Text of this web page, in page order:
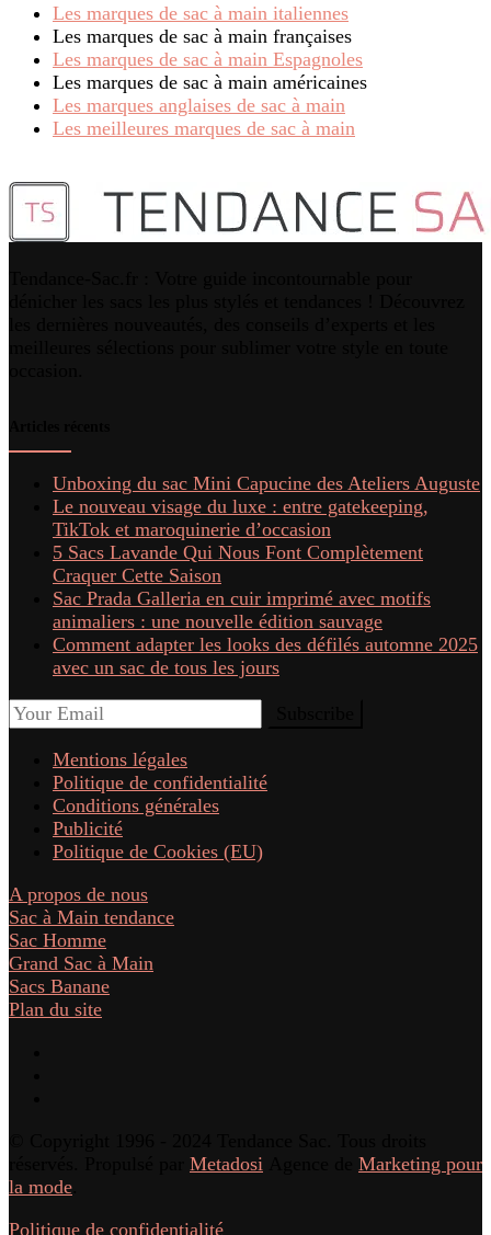
Les marques de sac à main italiennes
Les marques de sac à main françaises
Les marques de sac à main Espagnoles
Les marques de sac à main américaines
Les marques anglaises de sac à main
Les meilleures marques de sac à main
Unboxing du sac Mini Capucine des Ateliers Auguste
Le nouveau visage du luxe : entre gatekeeping,
TikTok et maroquinerie d’occasion
5 Sacs Lavande Qui Nous Font Complètement
Craquer Cette Saison
Sac Prada Galleria en cuir imprimé avec motifs
animaliers : une nouvelle édition sauvage
Comment adapter les looks des défilés automne 2025
avec un sac de tous les jours
Mentions légales
Politique de confidentialité
Conditions générales
Publicité
Politique de Cookies (EU)
A propos de nous
Sac à Main tendance
Sac Homme
Grand Sac à Main
Sacs Banane
Plan du site
Metadosi
Marketing pour
la mode
Politique de confidentialité